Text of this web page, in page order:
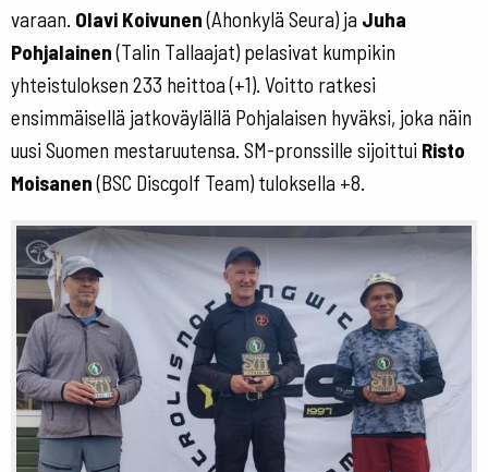
varaan. Olavi Koivunen(Ahonkylä Seura) ja Juha
Pohjalainen(Talin Tallaajat) pelasivat kumpikin
yhteistuloksen 233 heittoa (+1). Voitto ratkesi
ensimmäisellä jatkoväylällä Pohjalaisen hyväksi, joka näin
uusi Suomen mestaruutensa. SM-pronssille sijoittui Risto
Moisanen(BSC Discgolf Team) tuloksella +8.